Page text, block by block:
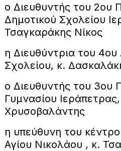
ο Διευθυντής του 2ου
Δημοτικού Σχολείου
Τσαγκαράκης Νίκος
η Διευθύντρια του 4ου
Σχολείου, κ.
ο Διευθυντής του 3ου
Γυμνασίου
Χρυσοβαλάντης
η υπεύθυνη του
Αγίου Νικολάου , κ.